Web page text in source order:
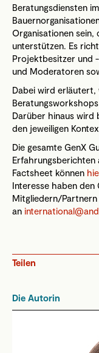
Beratungsdiensten
Organisationen
unterstützen. Es
Projektbesitzer und
und Moderatoren
Dabei wird erläutert,
Darüber hinaus wird
den jeweiligen
Die gesamte GenX
Erfahrungsberichten
Factsheet können
Interesse haben den
Mitgliedern/
an
Teilen
Die Autorin